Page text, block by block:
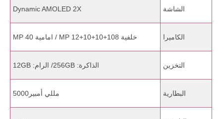
الشاشة Dynamic AMOLED 2X
الكاميرا خلفية 108+10+10+12 MP / امامية 40 MP
التخزين الذاكرة: 256GB/ الرام: 12GB
البطارية مللي أمبير5000